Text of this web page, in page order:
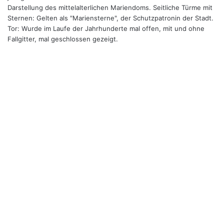
Darstellung des mittelalterlichen Mariendoms. Seitliche Türme mit
Sternen: Gelten als "Mariensterne", der Schutzpatronin der Stadt.
Tor: Wurde im Laufe der Jahrhunderte mal offen, mit und ohne
Fallgitter, mal geschlossen gezeigt.